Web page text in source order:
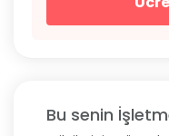
Bu senin